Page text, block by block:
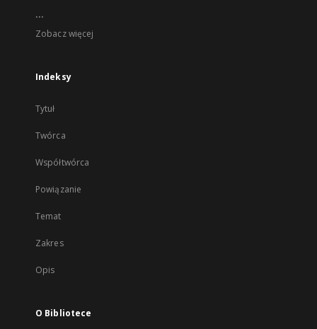
...
Zobacz więcej
Indeksy
Tytuł
Twórca
Współtwórca
Powiązanie
Temat
Zakres
Opis
O Bibliotece